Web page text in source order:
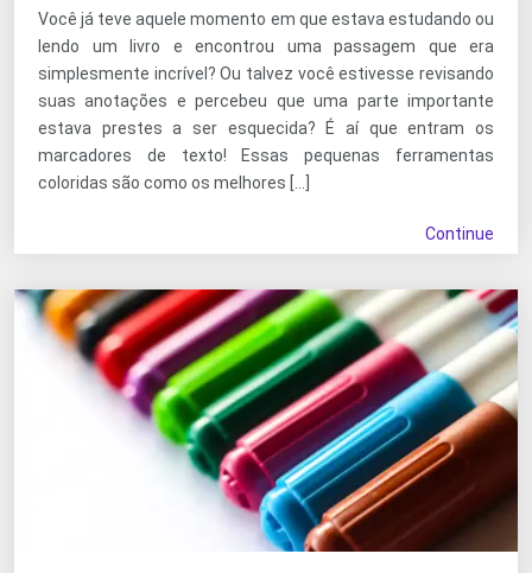
Você já teve aquele momento em que estava estudando ou
lendo um livro e encontrou uma passagem que era
simplesmente incrível? Ou talvez você estivesse revisando
suas anotações e percebeu que uma parte importante
estava prestes a ser esquecida? É aí que entram os
marcadores de texto! Essas pequenas ferramentas
coloridas são como os melhores […]
Continue